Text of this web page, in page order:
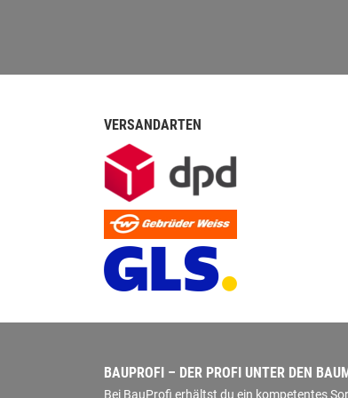
VERSANDARTEN
BAUPROFI – DER PROFI UNTER DEN
Bei BauProfi erhältst du ein kompetentes